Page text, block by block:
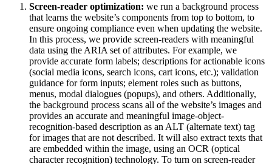
Screen-reader optimization: we run a background process
that learns the website’s components from top to bottom, to
ensure ongoing compliance even when updating the website.
In this process, we provide screen-readers with meaningful
data using the ARIA set of attributes. For example, we
provide accurate form labels; descriptions for actionable icons
(social media icons, search icons, cart icons, etc.); validation
guidance for form inputs; element roles such as buttons,
menus, modal dialogues (popups), and others. Additionally,
the background process scans all of the website’s images and
provides an accurate and meaningful image-object-
recognition-based description as an ALT (alternate text) tag
for images that are not described. It will also extract texts that
are embedded within the image, using an OCR (optical
character recognition) technology. To turn on screen-reader